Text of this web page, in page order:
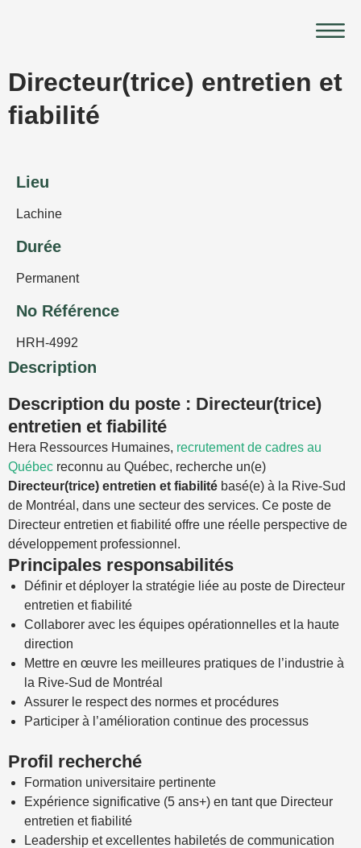
Main
Menu
Directeur(trice) entretien et
fiabilité
Lieu
Lachine
Durée
Permanent
No Référence
HRH-4992
Description
Description du poste : Directeur(trice)
entretien et fiabilité
Hera Ressources Humaines, recrutement de cadres au
Québec reconnu au Québec, recherche un(e)
Directeur(trice) entretien et fiabilité basé(e) à la Rive-Sud
de Montréal, dans une secteur des services. Ce poste de
Directeur entretien et fiabilité offre une réelle perspective de
développement professionnel.
Principales responsabilités
Définir et déployer la stratégie liée au poste de Directeur
entretien et fiabilité
Collaborer avec les équipes opérationnelles et la haute
direction
Mettre en œuvre les meilleures pratiques de l’industrie à
la Rive-Sud de Montréal
Assurer le respect des normes et procédures
Participer à l’amélioration continue des processus
Profil recherché
Formation universitaire pertinente
Expérience significative (5 ans+) en tant que Directeur
entretien et fiabilité
Leadership et excellentes habiletés de communication